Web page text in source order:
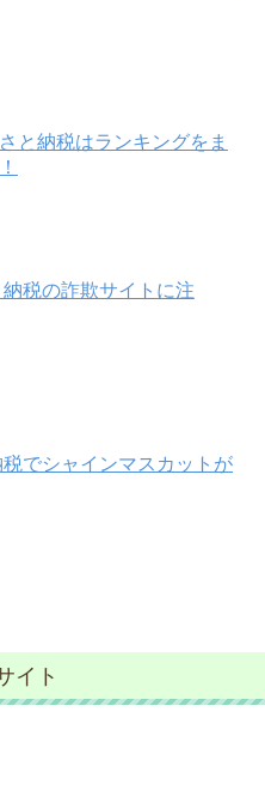
と納税はランキングをま
税の詐欺サイトに注
でシャインマスカットが
イト